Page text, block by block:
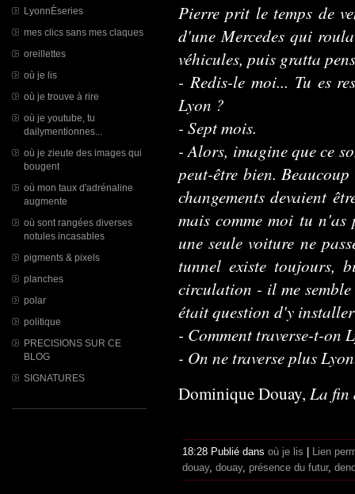
LyonnÈseries
mes clics sans mes claques
oreillettes
où je lis
où je trouve à rire
où je youtube, tu
dailymentionnes...
où je zieute des images qui
bougent
où mon taux d'adrénaline
augmente
où sont rangées diverses
notules incasables
pigments & pixels
planches
polar
politique
PRECISIONS SUR CE
BLOG
SIGNATURES
Pierre prit le temps de
d'une Mercedes qui
véhicules, puis gratta
- Redis-le moi... Tu es
Lyon ?
- Sept mois.
- Alors, imagine que ce
peut-être bien.
changements devaient
mais comme moi tu
une seule voiture ne
tunnel existe toujours,
circulation - il me
était question d'y
- Comment traverse-t-on
- On ne traverse plus
Dominique Douay, La fin
18:28 Publié dans où je lis
Lien
douay, douay, présence du futur,